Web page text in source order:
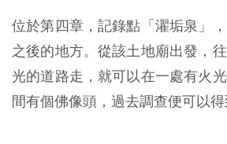
位於第四章，記錄點「濯垢泉」
之後的地方。從該土地廟出發，
光的道路走，就可以在一處有火
間有個佛像頭，過去調查便可以得